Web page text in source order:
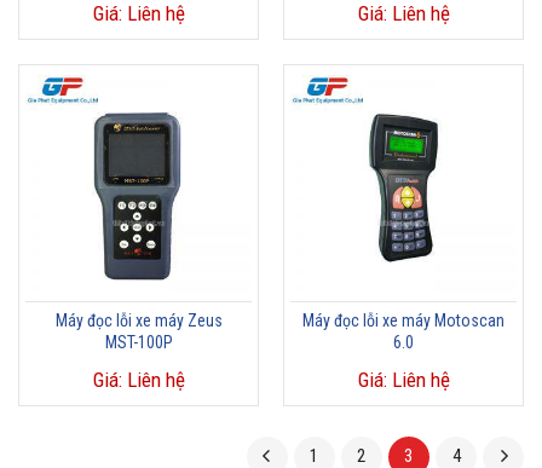
Giá: Liên hệ Giá: Liên hệ
Máy đọc lỗi xe máy Zeus
MST-100P
Giá: Liên hệ
Máy đọc lỗi xe máy Motoscan
6.0
Giá: Liên hệ
1 2 3 4